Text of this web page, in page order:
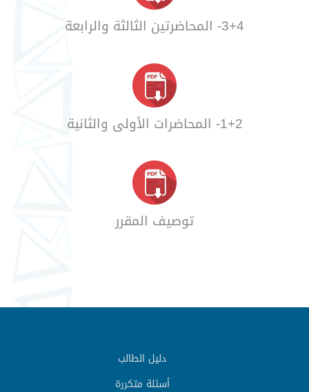
3+4- المحاضرتين الثالثة والرابعة
1+2- المحاضرات الأولى والثانية
توصيف المقرر
دليل الطالب
أسئلة متكررة